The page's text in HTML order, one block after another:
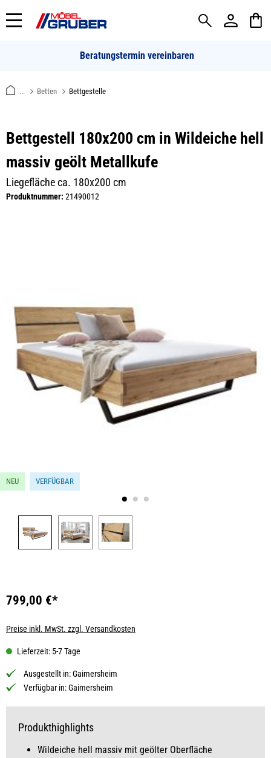
springen
Beratungstermin vereinbaren
... Betten Bettgestelle
Bettgestell 180x200 cm in Wildeiche hell
massiv geölt Metallkufe
Liegefläche ca. 180x200 cm
Produktnummer: 21490012
NEU VERFÜGBAR
Produkthighlights
Wildeiche hell massiv mit geölter Oberfläche
799,00 €*
Preise inkl. MwSt. zzgl. Versandkosten
Lieferzeit: 5-7 Tage
Ausgestellt in:Gaimersheim
Verfügbar in:Gaimersheim